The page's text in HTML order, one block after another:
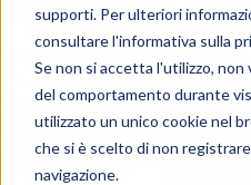
supporti. Per ulteriori
consultare l'informativa sulla
Se non si accetta l'utilizzo,
del comportamento durante
utilizzato un unico cookie nel
che si è scelto di non
navigazione.
XIV
Viaggia ovunque,